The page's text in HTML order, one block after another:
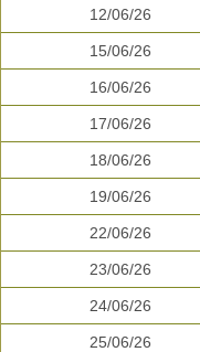
12/06/26
15/06/26
16/06/26
17/06/26
18/06/26
19/06/26
22/06/26
23/06/26
24/06/26
25/06/26